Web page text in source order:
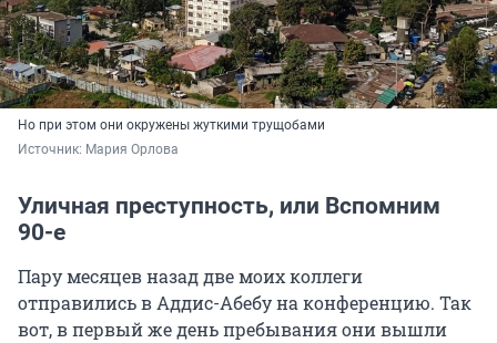
Но при этом они окружены жуткими трущобами
Источник: Мария Орлова
Уличная преступность, или Вспомним
90-е
Пару месяцев назад две моих коллеги
отправились в Аддис-Абебу на конференцию. Так
вот, в первый же день пребывания они вышли